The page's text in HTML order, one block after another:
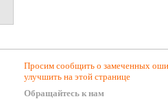
Просим сообщить о замеченных
улучшить на этой странице
Обращайтесь к нам